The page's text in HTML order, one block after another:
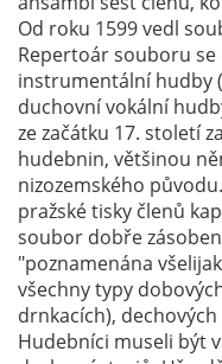
Od roku 1599 vedl
Repertoár souboru
instrumentální hudby
duchovní vokální
ze začátku 17. století
hudebnin, většinou
nizozemského
pražské tisky členů
soubor dobře
"poznamenána
všechny typy
drnkacích),
Hudebníci museli být